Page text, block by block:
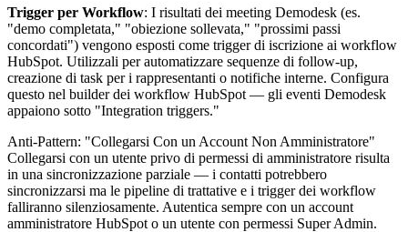
Trigger per Workflow: I risultati dei meeting Demodesk (es.
"demo completata," "obiezione sollevata," "prossimi passi
concordati") vengono esposti come trigger di iscrizione ai workflow
HubSpot. Utilizzali per automatizzare sequenze di follow-up,
creazione di task per i rappresentanti o notifiche interne. Configura
questo nel builder dei workflow HubSpot — gli eventi Demodesk
appaiono sotto "Integration triggers."
Anti-Pattern: "Collegarsi Con un Account Non Amministratore"
Collegarsi con un utente privo di permessi di amministratore risulta
in una sincronizzazione parziale — i contatti potrebbero
sincronizzarsi ma le pipeline di trattative e i trigger dei workflow
falliranno silenziosamente. Autentica sempre con un account
amministratore HubSpot o un utente con permessi Super Admin.